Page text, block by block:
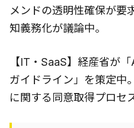
メンドの透明性確保が要
知義務化が議論中。
【IT・SaaS】経産省が
ガイドライン」を策定中
に関する同意取得プロセ